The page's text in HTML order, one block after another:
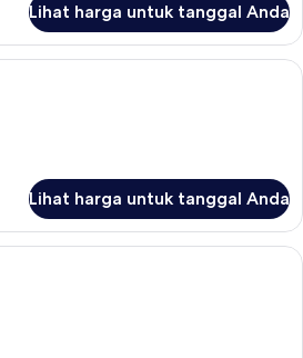
Lihat harga untuk tanggal Anda
Minibar, brankas, meja kerja, dan
Lihat harga untuk tanggal Anda
Minibar, brankas, meja kerja, dan